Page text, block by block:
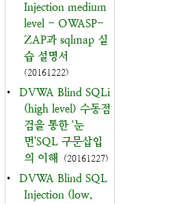
Injection medium
level - OWASP-
ZAP과 sqlmap 실
습 설명서
(20161222)
•
DVWA Blind SQLi
(high level) 수동점
검을 통한 '눈
먼'SQL 구문삽입
의 이해
(20161227)
•
DVWA Blind SQL
Injection (low,